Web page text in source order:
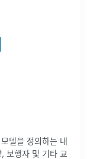
델을 정의하는 내
보행자 및 기타 교